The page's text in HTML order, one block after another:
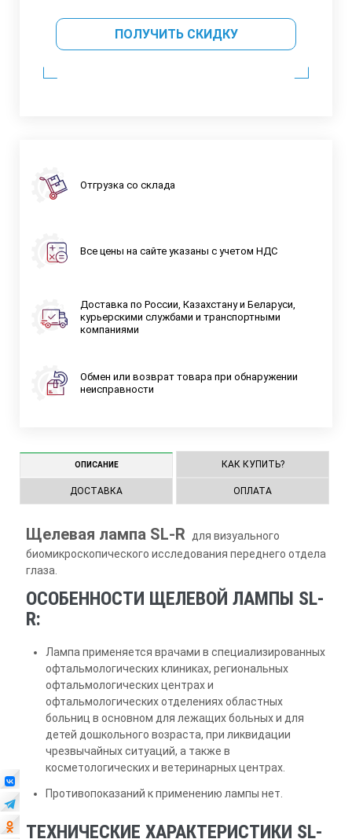
ПОЛУЧИТЬ СКИДКУ
Отгрузка со склада
Все цены на сайте указаны с учетом НДС
Доставка по России, Казахстану и Беларуси,
курьерскими службами и транспортными
компаниями
Обмен или возврат товара при обнаружении
неисправности
ОПИСАНИЕ КАК КУПИТЬ?
ДОСТАВКА ОПЛАТА
Щелевая лампа SL-R
для визуального
биомикроскопического исследования переднего отдела
глаза.
ОСОБЕННОСТИ ЩЕЛЕВОЙ ЛАМПЫ SL-
R:
Лампа применяется врачами в специализированных
офтальмологических клиниках, региональных
офтальмологических центрах и
офтальмологических отделениях областных
больниц в основном для лежащих больных и для
детей дошкольного возраста, при ликвидации
чрезвычайных ситуаций, а также в
косметологических и ветеринарных центрах.
Противопоказаний к применению лампы нет.
ТЕХНИЧЕСКИЕ ХАРАКТЕРИСТИКИ SL-